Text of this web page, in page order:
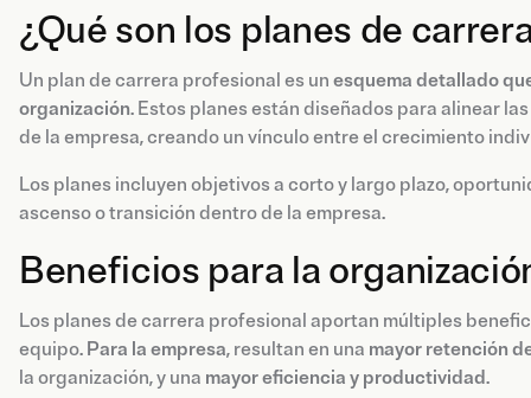
¿Qué son los planes de
Un plan de carrera profesional es un esquema detallado
organización. Estos planes están diseñados para alinear
de la empresa, creando un vínculo entre el crecimiento
Los planes incluyen objetivos a corto y largo plazo,
ascenso o transición dentro de la empresa.
Beneficios para la
Los planes de carrera profesional aportan múltiples
equipo. Para la empresa, resultan en una mayor retención
la organización, y una mayor eficiencia y productividad.